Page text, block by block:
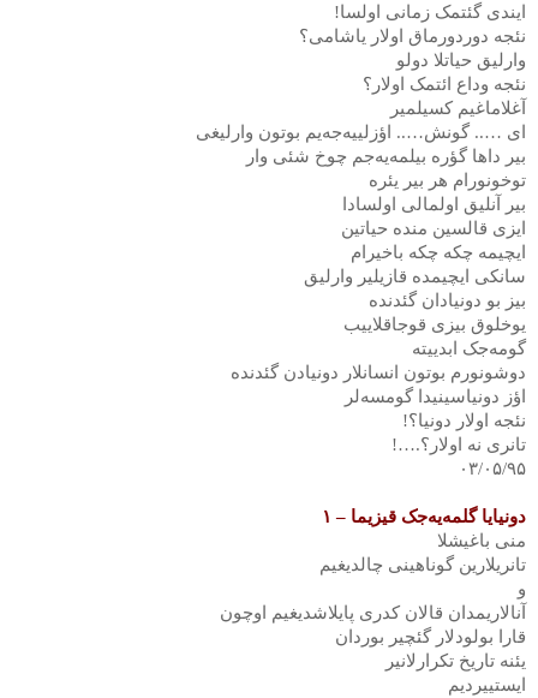
ایندی گئتمک زمانی اولسا!
نئجه دوردورماق اولار یاشامی؟
وارلیق حیاتلا دولو
نئجه وداع ائتمک اولار؟
آغلاماغیم کسیلمیر
ای ….. گونش….. اؤزلییه‌جه‌یم بوتون وارلیغی
بیر داها گؤره بیلمه‌یه‌جم چوخ شئی وار
توخونورام هر بیر یئره
بیر آنلیق اولمالی اولسادا
ایزی قالسین منده حیاتین
ایچیمه چکه چکه باخیرام
سانکی ایچیمده قازیلیر وارلیق
بیز بو دونیادان گئدنده
یوخلوق بیزی قوجاقلاییب
گومه‌جک ابدییته
دوشونورم بوتون انسانلار دونیادن گئدنده
اؤز دونیاسینیدا گومسه‌لر
نئجه اولار دونیا؟!
تانری نه اولار؟!….
٩۵ / ٠۵ /٠٣
دونیایا گلمه‌یه‌جک قیزیما – ۱
منی باغیشلا
تانریلارین گوناهینی چالدیغیم
و
آنالاریمدان قالان کدری پایلاشدیغیم اوچون
قارا بولودلار گئچیر بوردان
یئنه تاریخ تکرارلانیر
ایستییردیم